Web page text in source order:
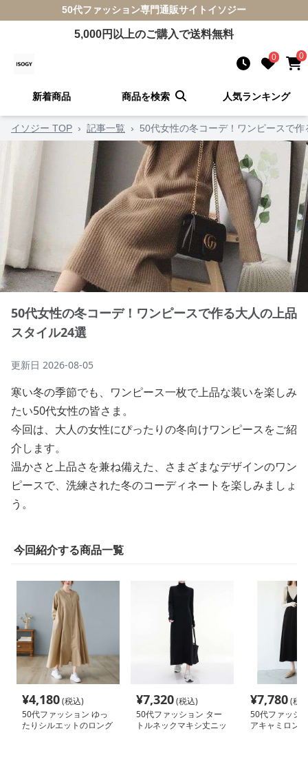
50代ファッション専門通販サイト イソジー
5,000円以上のご購入で送料無料
0 0
新着商品 商品を検索 人気ランキング
イソジー TOP › 記事一覧 › 50代女性の冬コーデ！ワンピースで
50代女性の冬コーデ！ワンピースで作る大人の上品
スタイル24選
更新日 2026-08-05
寒い冬の季節でも、ワンピース一枚で上品な装いを楽しみ
たい50代女性の皆さま。
今回は、大人の女性にぴったりの冬向けワンピースをご紹
介します。
温かさと上品さを兼ね備えた、さまざまなデザインのワン
ピースで、洗練された冬のコーディネートを楽しみましょ
う。
今回紹介する商品一覧
¥4,180(税込)
50代ファッション ゆっ
たりシルエットのロング
¥7,320(税込)
50代ファッション ター
トルネックマキシ丈ニッ
¥7,780(税
50代ファッシ
アキャミロン